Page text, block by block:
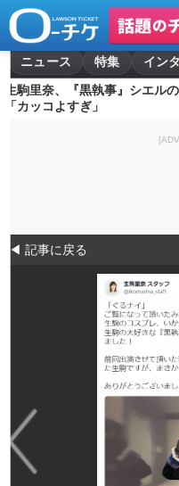
ニュース 特集 イン
生駒里奈、『黒執事』シエル
「カッコよすぎ」
◀ 記事に戻る